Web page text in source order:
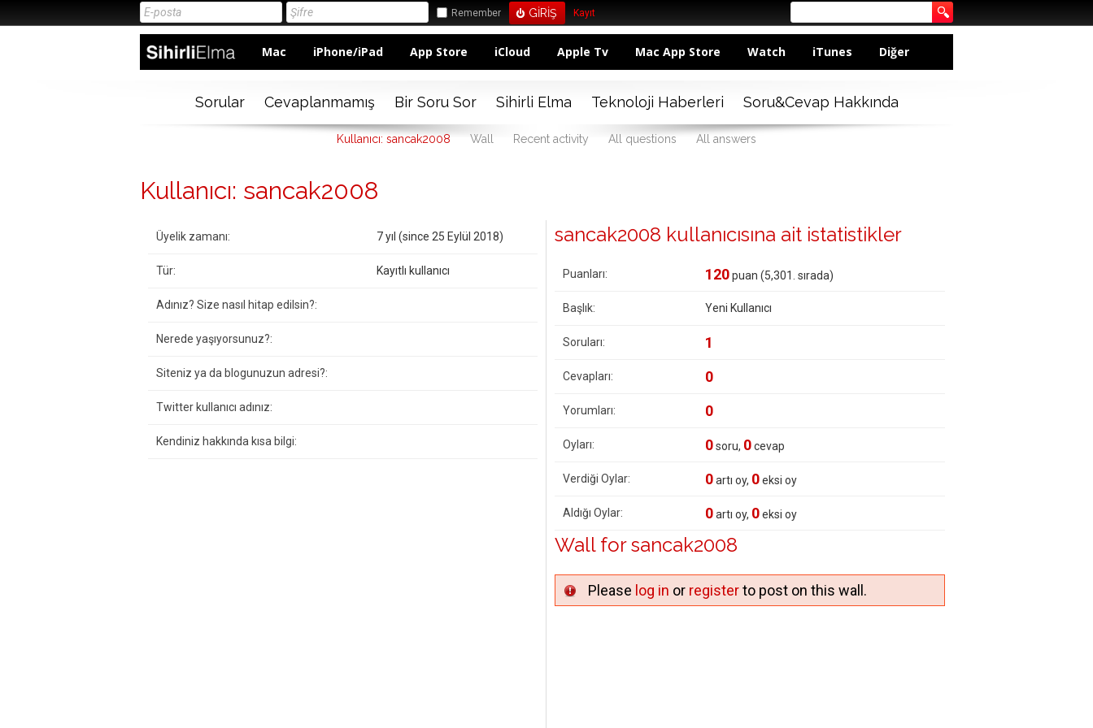
Remember Kayıt
Mac iPhone/iPad App Store iCloud Apple Tv Mac App Store Watch iTunes Diğer
Sorular Cevaplanmamış Bir Soru Sor Sihirli Elma Teknoloji Haberleri Soru&Cevap Hakkında
Kullanıcı: sancak2008 Wall Recent activity All questions All answers
Kullanıcı: sancak2008
Üyelik zamanı: 7 yıl (since 25 Eylül 2018)
Tür: Kayıtlı kullanıcı
Adınız? Size nasıl hitap edilsin?:
Nerede yaşıyorsunuz?:
Siteniz ya da blogunuzun adresi?:
Twitter kullanıcı adınız:
Kendiniz hakkında kısa bilgi:
sancak2008 kullanıcısına ait istatistikler
Puanları: 120puan (5,301 . sırada)
Başlık: Yeni Kullanıcı
Soruları: 1
Cevapları: 0
Yorumları: 0
Oyları: 0soru, 0cevap
Verdiği Oylar: 0artı oy, 0eksi oy
Aldığı Oylar: 0artı oy, 0eksi oy
Wall for sancak2008
Please log in or registerto post on this wall.